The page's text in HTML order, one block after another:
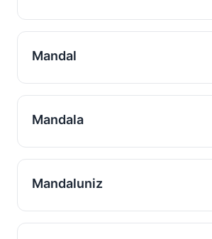
Mandal
Mandala
Mandaluniz